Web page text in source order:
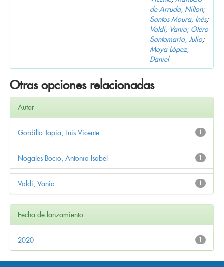
de Arruda, Nilton;
Santos Moura, Inés;
Valdi, Vania; Otero
Santamaría, Julio;
Moya López,
Daniel
Otras opciones relacionadas
Autor
1
Gordillo Tapia, Luis Vicente
1
Nogales Bocio, Antonia Isabel
1
Valdi, Vania
Fecha de lanzamiento
1
2020